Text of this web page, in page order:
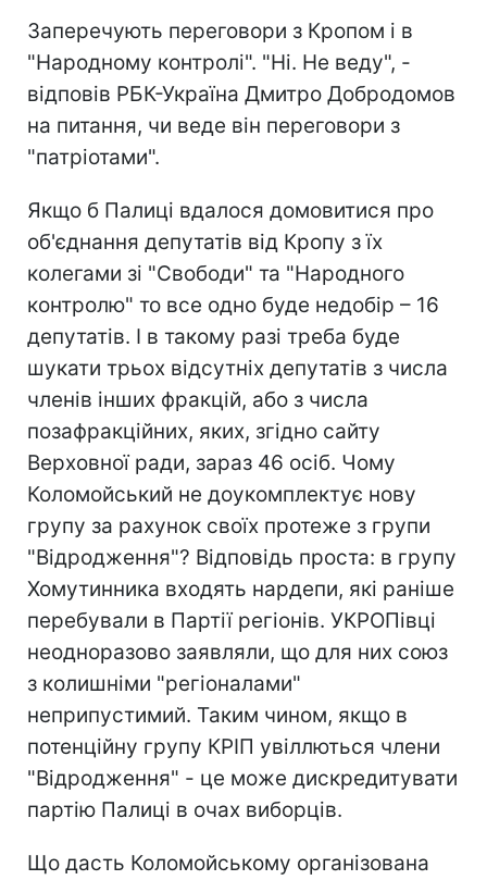
Заперечують переговори з Кропом і в
"Народному контролі". "Ні. Не веду", -
відповів РБК-Україна Дмитро Добродомов
на питання, чи веде він переговори з
"патріотами".
Якщо б Палиці вдалося домовитися про
об'єднання депутатів від Кропу з їх
колегами зі "Свободи" та "Народного
контролю" то все одно буде недобір – 16
депутатів. І в такому разі треба буде
шукати трьох відсутніх депутатів з числа
членів інших фракцій, або з числа
позафракційних, яких, згідно сайту
Верховної ради, зараз 46 осіб. Чому
Коломойський не доукомплектує нову
групу за рахунок своїх протеже з групи
"Відродження"? Відповідь проста: в групу
Хомутинника входять нардепи, які раніше
перебували в Партії регіонів. УКРОПівці
неодноразово заявляли, що для них союз
з колишніми "регіоналами"
неприпустимий. Таким чином, якщо в
потенційну групу КРІП увіллються члени
"Відродження" - це може дискредитувати
партію Палиці в очах виборців.
Що дасть Коломойському організована